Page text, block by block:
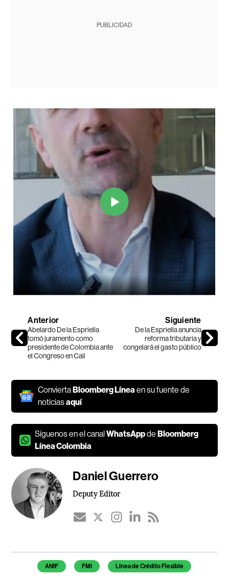
PUBLICIDAD
Anterior
Abelardo De la Espriella
tomó juramento como
presidente de Colombia ante
el Congreso en Cali
Siguiente
De la Espriella anuncia
reforma tributaria y
congelará el gasto público
ConviertaBloomberg Línea en su fuente de
noticiasaquí
Síguenos en el canalWhatsAppdeBloomberg
Línea Colombia
Daniel Guerrero
Deputy Editor
Temas de este artículo
ANIF FMI Línea de Crédito Flexible